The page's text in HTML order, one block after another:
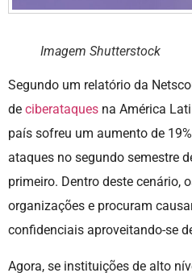
Imagem Shutterstock
Segundo um relatório da
de ciberataques na América
país sofreu um aumento de
ataques no segundo semestre
primeiro. Dentro deste cenário,
organizações e procuram
confidenciais aproveitando-se
Agora, se instituições de alto